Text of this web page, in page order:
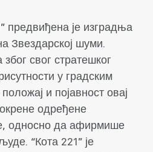
предвиђена је изградња
Звездарској шуми.
због свог стратешког
у градским
и појавност овај
одређене
односно да афирмише
“Кота 221” је